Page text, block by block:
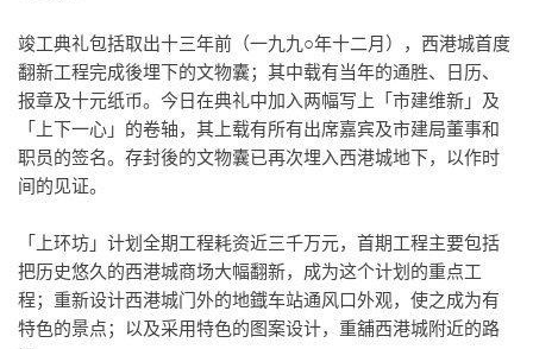
竣工典礼包括取出十三年前（一九九○年十二月），西港城首度
翻新工程完成後埋下的文物囊；其中载有当年的通胜、日历、
报章及十元纸币。今日在典礼中加入两幅写上「市建维新」及
「上下一心」的卷轴，其上载有所有出席嘉宾及市建局董事和
职员的签名。存封後的文物囊已再次埋入西港城地下，以作时
间的见证。
「上环坊」计划全期工程耗资近三千万元，首期工程主要包括
把历史悠久的西港城商场大幅翻新，成为这个计划的重点工
程；重新设计西港城门外的地鐡车站通风口外观，使之成为有
特色的景点；以及采用特色的图案设计，重舖西港城附近的路